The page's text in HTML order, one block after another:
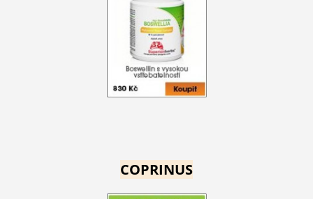
COPRINUS